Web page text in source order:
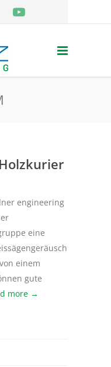
engineering
eine
einem
gute
more →